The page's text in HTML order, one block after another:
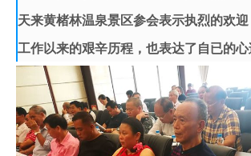
天来黄楮林温泉景区参会表示执烈的欢
工作以来的艰辛历程，也表达了自已的心